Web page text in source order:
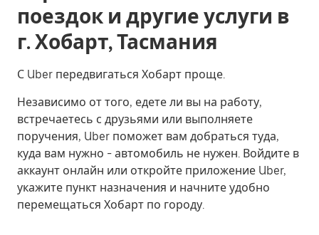
поездок и другие услуги в
г. Хобарт, Тасмания
С Uber передвигаться Хобарт проще.
Независимо от того, едете ли вы на работу,
встречаетесь с друзьями или выполняете
поручения, Uber поможет вам добраться туда,
куда вам нужно - автомобиль не нужен. Войдите в
аккаунт онлайн или откройте приложение Uber,
укажите пункт назначения и начните удобно
перемещаться Хобарт по городу.